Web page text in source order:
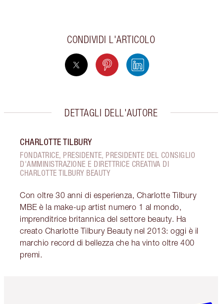
CONDIVIDI L'ARTICOLO
DETTAGLI DELL'AUTORE
CHARLOTTE TILBURY
FONDATRICE, PRESIDENTE, PRESIDENTE DEL CONSIGLIO
D'AMMINISTRAZIONE E DIRETTRICE CREATIVA DI
CHARLOTTE TILBURY BEAUTY
Con oltre 30 anni di esperienza, Charlotte Tilbury
MBE è la make-up artist numero 1 al mondo,
imprenditrice britannica del settore beauty. Ha
creato Charlotte Tilbury Beauty nel 2013: oggi è il
marchio record di bellezza che ha vinto oltre 400
premi.